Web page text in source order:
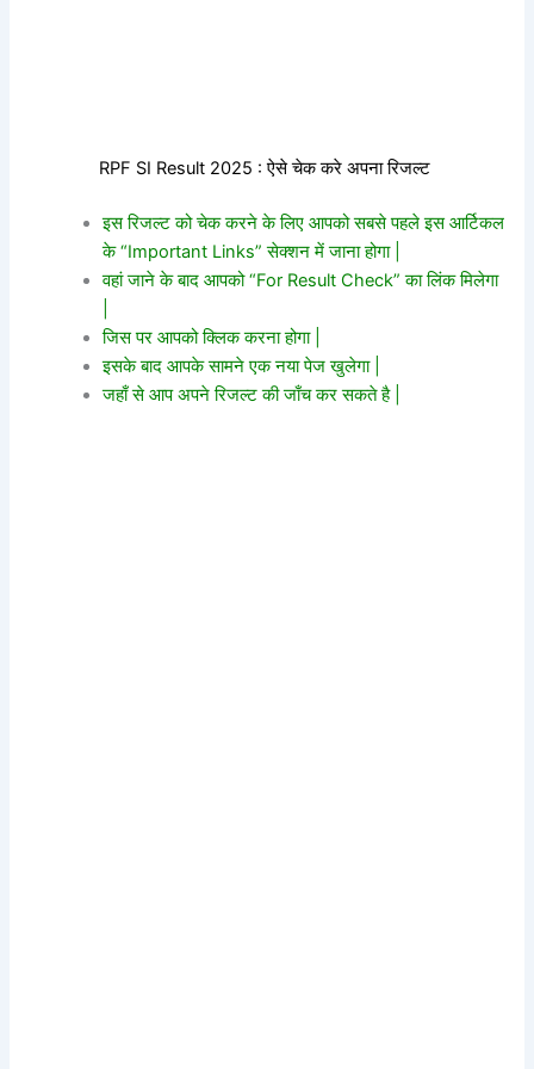
RPF SI Result 2025 : ऐसे चेक करे अपना रिजल्ट
इस रिजल्ट को चेक करने के लिए आपको सबसे पहले इस आर्टिकल
के “Important Links” सेक्शन में जाना होगा |
वहां जाने के बाद आपको “For Result Check” का लिंक मिलेगा
जिस पर आपको क्लिक करना होगा |
इसके बाद आपके सामने एक नया पेज खुलेगा |
जहाँ से आप अपने रिजल्ट की जाँच कर सकते है |